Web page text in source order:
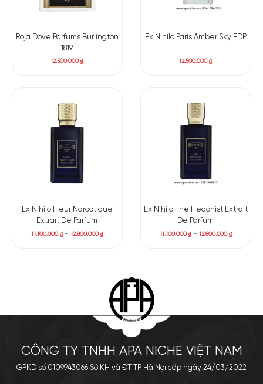
Roja Dove Parfums Burlington
1819
12.500.000₫
Ex Nihilo Paris Amber Sky EDP
12.500.000₫
Ex Nihilo Fleur Narcotique
Extrait De Parfum
11.100.000₫– 12.800.000₫
Ex Nihilo The Hedonist Extrait
De Parfum
11.100.000₫– 12.800.000₫
CÔNG TY TNHH APA NICHE VIỆT NAM
GPKD số 0109943066 Sở KH và ĐT TP Hà Nội cấp ngày 24/03/2022